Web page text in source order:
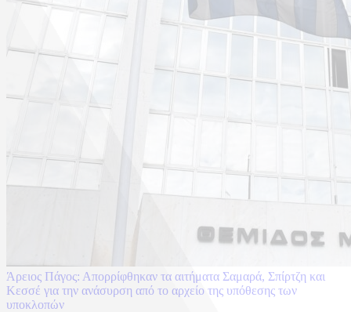
Άρειος Πάγος: Απορρίφθηκαν τα αιτήματα Σαμαρά, Σπίρτζη και
Κεσσέ για την ανάσυρση από το αρχείο της υπόθεσης των
υποκλοπών